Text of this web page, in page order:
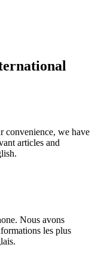
convenience, we have
articles and
Nous avons
les plus